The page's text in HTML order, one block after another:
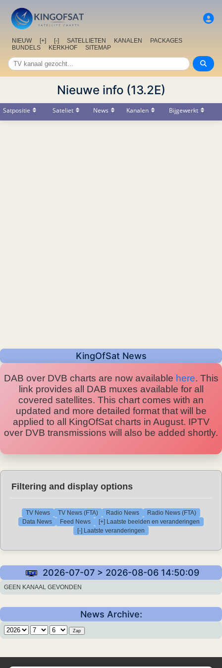
NIEUW [+] [-] SATELLIETEN KANALEN
PACKAGES
BUNDELS
KERKHOF SITEMAP
Nieuwe info (13.2E)
Satpositie Sateliet News Kanalen Bijgewerkt
KingOfSat News
DAB over DVB charts are now available here. This
link provides all DAB muxes available for all
covered satellites. This chart comes with an
updated and more detailed format that will be
applied to all KingOfSat charts in August. IPTV
over DVB transmissions will also be added shortly.
Filtering and display options
TV News TV News (FTA) Radio News
Radio News (FTA)
Data News
Feed News
[+] Laatste beelden en veranderingen
[-] Laatste veranderingen
2026-07-07 > 2026-08-06 14:50:09
GEEN KANAAL GEVONDEN
News Archive: